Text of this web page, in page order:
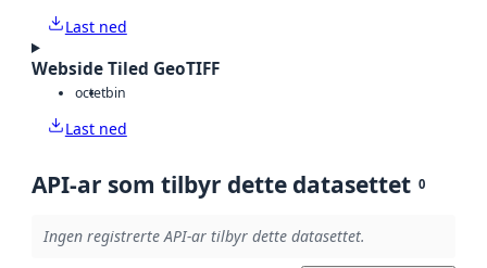
Last ned
Webside Tiled GeoTIFF
octetbin
Last ned
API-ar som tilbyr dette datasettet 0
Ingen registrerte API-ar tilbyr dette datasettet.